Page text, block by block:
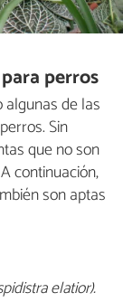
perros
de las
Sin
que no son
continuación,
son aptas
elatior).